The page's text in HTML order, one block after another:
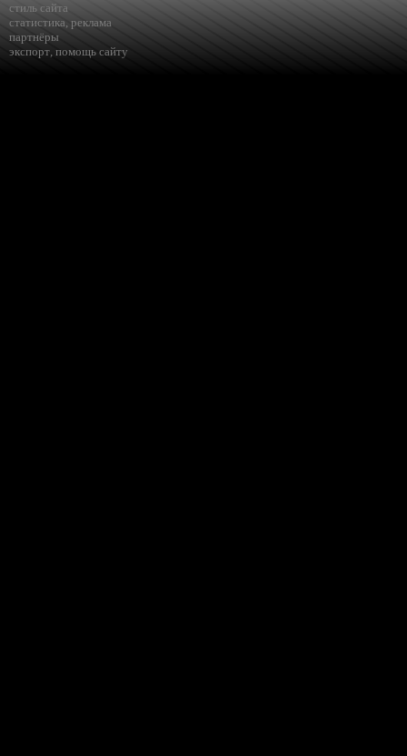
стиль сайта
статистика, реклама
партнёры
экспорт, помощь сайту